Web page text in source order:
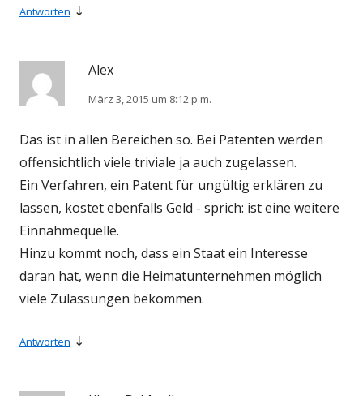
Antworten ↓
Alex
März 3, 2015 um 8:12 p.m.
Das ist in allen Bereichen so. Bei Patenten werden
offensichtlich viele triviale ja auch zugelassen.
Ein Verfahren, ein Patent für ungültig erklären zu
lassen, kostet ebenfalls Geld - sprich: ist eine weitere
Einnahmequelle.
Hinzu kommt noch, dass ein Staat ein Interesse
daran hat, wenn die Heimatunternehmen möglich
viele Zulassungen bekommen.
Antworten ↓